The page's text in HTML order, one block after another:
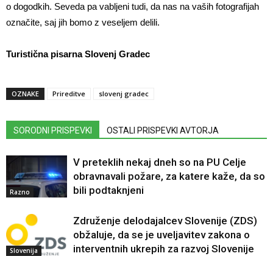
o dogodkih. Seveda pa vabljeni tudi, da nas na vaših fotografijah
označite, saj jih bomo z veseljem delili.
Turistična pisarna Slovenj Gradec
OZNAKE Prireditve slovenj gradec
SORODNI PRISPEVKI OSTALI PRISPEVKI AVTORJA
Razno
V preteklih nekaj dneh so na PU Celje
obravnavali požare, za katere kaže, da so
bili podtaknjeni
Slovenija
Združenje delodajalcev Slovenije (ZDS)
obžaluje, da se je uveljavitev zakona o
interventnih ukrepih za razvoj Slovenije